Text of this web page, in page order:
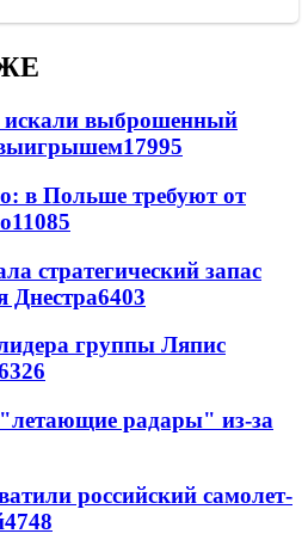
искали выброшенный
выигрышем17995
в Польше требуют от
11085
стратегический запас
Днестра6403
группы Ляпис
радары" из-за
российский самолет-
4748